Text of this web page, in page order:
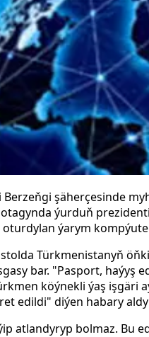
şäherçesinde
ýurduň
ýarym
Türkmenistanyň
bar. "Pasport, haýyş
köýnekli ýaş işgäri
edildi" diýen habary
atlandyryp bolmaz. Bu